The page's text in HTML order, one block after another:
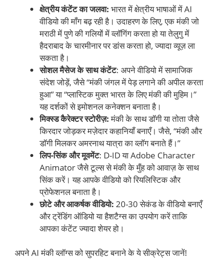
क्षेत्रीय कंटेंट का जलवा: भारत में क्षेत्रीय भाषाओं में AI
वीडियो की माँग बढ़ रही है। उदाहरण के लिए, एक मंकी जो
मराठी में पुणे की गलियों में व्लॉगिंग करता हो या तेलुगु में
हैदराबाद के चारमीनार पर डांस करता हो, ज्यादा व्यूज़ ला
सकता है।
सोशल मैसेज के साथ कंटेंट: अपने वीडियो में सामाजिक
संदेश जोड़ें, जैसे “मंकी जंगल में पेड़ लगाने की अपील करता
हुआ” या “प्लास्टिक मुक्त भारत के लिए मंकी की मुहिम।”
यह दर्शकों से इमोशनल कनेक्शन बनाता है।
मिक्स्ड कैरेक्टर स्टोरीज़:मंकी के साथ डॉगी या तोता जैसे
किरदार जोड़कर मज़ेदार कहानियाँ बनाएँ। जैसे, “मंकी और
डॉगी मिलकर अमरनाथ यात्रा का व्लॉग बनाते हैं।”
लिप-सिंक और मूवमेंट: D-ID या Adobe Character
Animator जैसे टूल्स से मंकी के मुँह को आवाज़ के साथ
सिंक करें। यह आपके वीडियो को रियलिस्टिक और
प्रोफेशनल बनाता है।
छोटे और आकर्षक वीडियो: 20-30 सेकंड के वीडियो बनाएँ
और ट्रेंडिंग ऑडियो या हैशटैग्स का उपयोग करें ताकि
आपका कंटेंट ज्यादा शेयर हो।
अपने AI मंकी व्लॉग्स को सुपरहिट बनाने के ये सीक्रेट्स जानें!